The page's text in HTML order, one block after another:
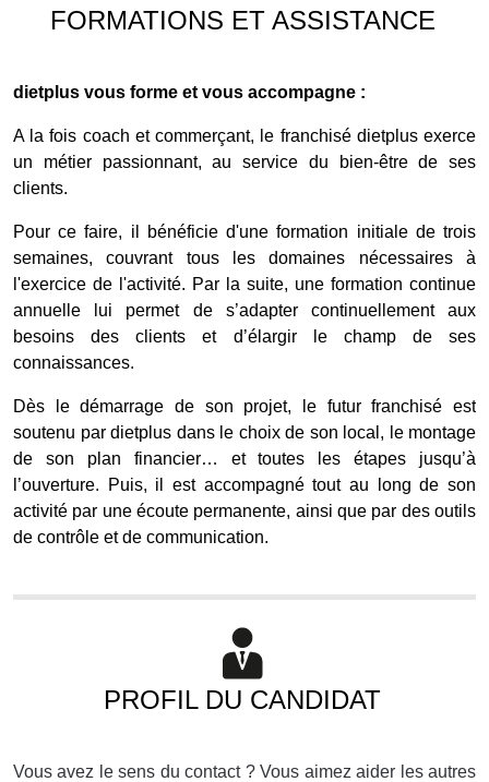
FORMATIONS ET ASSISTANCE
dietplus vous forme et vous accompagne :
A la fois coach et commerçant, le franchisé dietplus exerce
un métier passionnant, au service du bien-être de ses
clients.
Pour ce faire, il bénéficie d'une formation initiale de trois
semaines, couvrant tous les domaines nécessaires à
l'exercice de l'activité. Par la suite, une formation continue
annuelle lui permet de s’adapter continuellement aux
besoins des clients et d’élargir le champ de ses
connaissances.
Dès le démarrage de son projet, le futur franchisé est
soutenu par dietplus dans le choix de son local, le montage
de son plan financier… et toutes les étapes jusqu’à
l’ouverture. Puis, il est accompagné tout au long de son
activité par une écoute permanente, ainsi que par des outils
de contrôle et de communication.
PROFIL DU CANDIDAT
Vous avez le sens du contact ? Vous aimez aider les autres